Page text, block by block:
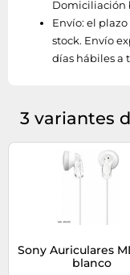
Domiciliación
Envío: el plazo
stock. Envío
días hábiles a
3 variantes
Sony Auriculares
blanco